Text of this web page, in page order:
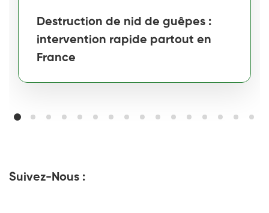
Destruction de nid de guêpes :
intervention rapide partout en
France
Suivez-Nous :